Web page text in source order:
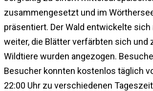
zusammengesetzt und im
präsentiert. Der Wald entwickelte
weiter, die Blätter verfärbten sich und
Wildtiere wurden angezogen.
Besucher konnten kostenlos täglich
22:00 Uhr zu verschiedenen